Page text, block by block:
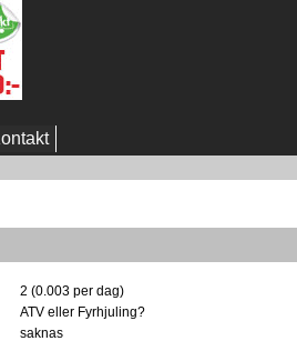
2 (0.003 per dag)
ATV eller Fyrhjuling?
saknas